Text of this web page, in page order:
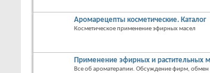
Аромарецепты косметические. Каталог
Косметическое применение эфирных масел
Применение эфирных и растительных
Все об ароматерапии. Обсуждение фирм,